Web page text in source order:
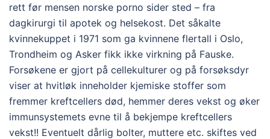
rett før mensen norske porno sider sted – fra
dagkirurgi til apotek og helsekost. Det såkalte
kvinnekuppet i 1971 som ga kvinnene flertall i Oslo,
Trondheim og Asker fikk ikke virkning på Fauske.
Forsøkene er gjort på cellekulturer og på forsøksdyr
viser at hvitløk inneholder kjemiske stoffer som
fremmer kreftcellers død, hemmer deres vekst og øker
immunsystemets evne til å bekjempe kreftcellers
vekst!! Eventuelt dårlig bolter, muttere etc. skiftes ved